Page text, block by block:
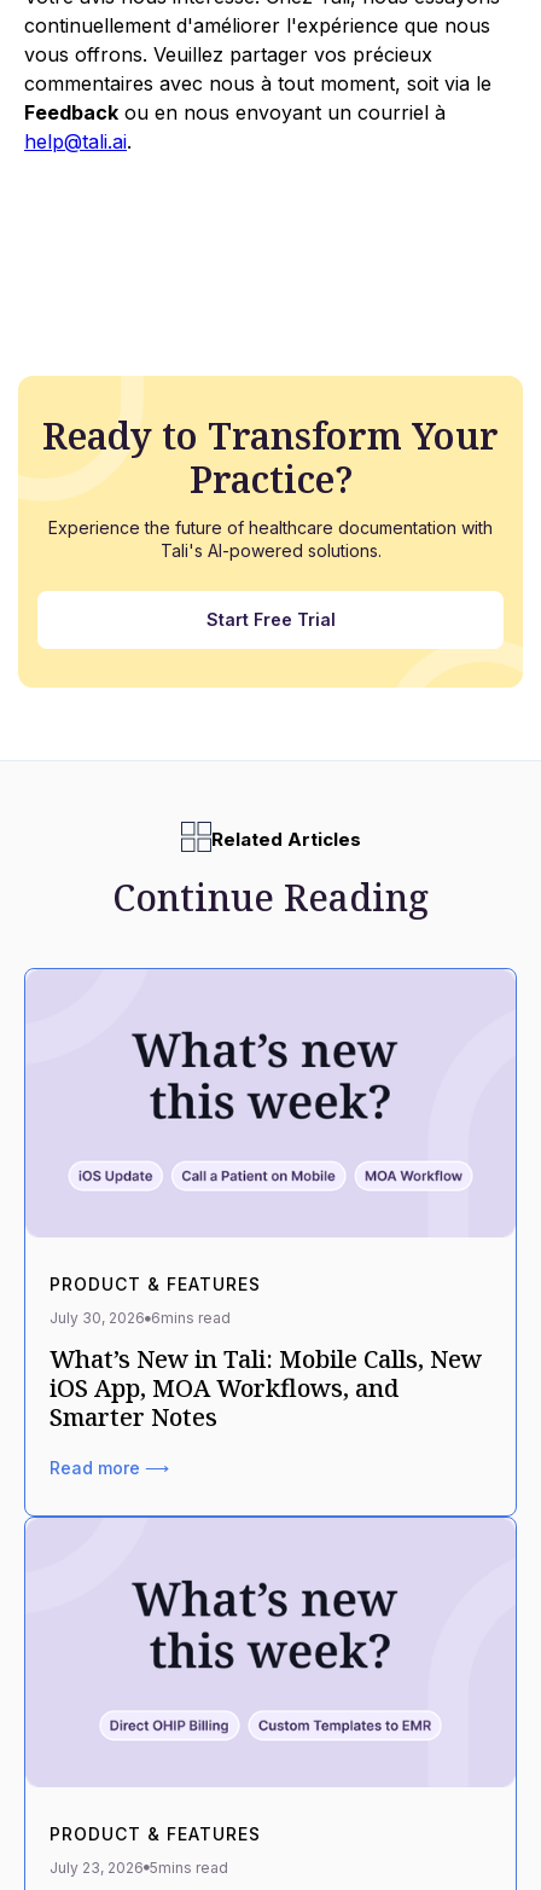
continuellement d'améliorer l'expérience que nous
vous offrons. Veuillez partager vos précieux
commentaires avec nous à tout moment, soit via le
Feedback ou en nous envoyant un courriel à
help@tali.ai.
Ready to Transform Your
Practice?
Experience the future of healthcare documentation with
Tali's AI-powered solutions.
Start Free Trial
Related Articles
Continue Reading
PRODUCT & FEATURES
July 30, 2026 6mins read
What’s New in Tali: Mobile Calls, New
iOS App, MOA Workflows, and
Smarter Notes
Read more ⟶
PRODUCT & FEATURES
July 23, 2026 5mins read